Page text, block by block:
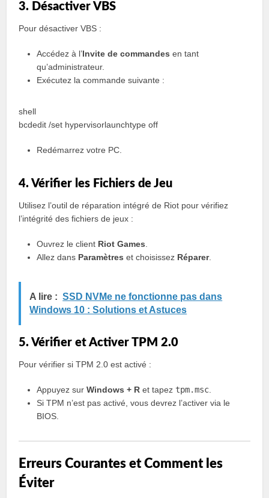
3. Désactiver VBS
Pour désactiver VBS :
Accédez à l’Invite de commandes en tant
qu’administrateur.
Exécutez la commande suivante :
shell
bcdedit /set hypervisorlaunchtype off
Redémarrez votre PC.
4. Vérifier les Fichiers de Jeu
Utilisez l’outil de réparation intégré de Riot pour vérifiez
l’intégrité des fichiers de jeux :
Ouvrez le client Riot Games
Allez dans Paramètres et choisissez Réparer.
A lire : SSD NVMe ne fonctionne pas dans
Windows 10 : Solutions et Astuces
5. Vérifier et Activer TPM 2.0
Pour vérifier si TPM 2.0 est activé :
Appuyez surWindows + R et tapez tpm.msc
Si TPM n’est pas activé, vous devrez l’activer via le
BIOS.
Erreurs Courantes et Comment les
Éviter